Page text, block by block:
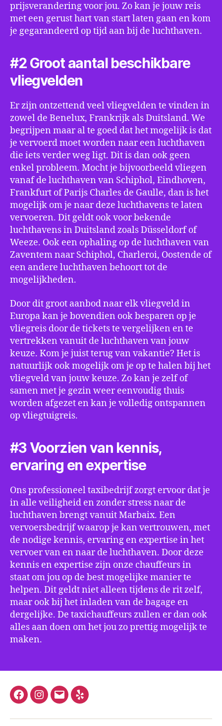
prijsverandering voor jou. Zo kan je jouw reis
met een gerust hart van start laten gaan en kom
je gegarandeerd op tijd aan bij de luchthaven.
#2 Groot aantal beschikbare
vliegvelden
Er zijn ontzettend veel vliegvelden te vinden in
zowel de Benelux, Frankrijk als Duitsland. We
begrijpen maar al te goed dat het mogelijk is dat
je vervoerd moet worden naar een luchthaven
die iets verder weg ligt. Dit is dan ook geen
enkel probleem. Mocht je bijvoorbeeld vliegen
vanaf de luchthaven van Schiphol, Eindhoven,
Frankfurt of Parijs Charles de Gaulle, dan is het
mogelijk om je naar deze luchthavens te laten
vervoeren. Dit geldt ook voor bekende
luchthavens in Duitsland zoals Düsseldorf of
Weeze. Ook een ophaling op de luchthaven van
Zaventem naar Schiphol, Charleroi, Oostende of
een andere luchthaven behoort tot de
mogelijkheden.
Door dit groot aanbod naar elk vliegveld in
Europa kan je bovendien ook besparen op je
vliegreis door de tickets te vergelijken en te
vertrekken vanuit de luchthaven van jouw
keuze. Kom je juist terug van vakantie? Het is
natuurlijk ook mogelijk om je op te halen bij het
vliegveld van jouw keuze. Zo kan je zelf of
samen met je gezin weer eenvoudig thuis
worden afgezet en kan je volledig ontspannen
op vliegtuigreis.
#3 Voorzien van kennis,
ervaring en expertise
Ons professioneel taxibedrijf zorgt ervoor dat je
in alle veiligheid en zonder stress naar de
luchthaven brengt vanuit Marbaix. Een
vervoersbedrijf waarop je kan vertrouwen, met
de nodige kennis, ervaring en expertise in het
vervoer van en naar de luchthaven. Door deze
kennis en expertise zijn onze chauffeurs in
staat om jou op de best mogelijke manier te
helpen. Dit geldt niet alleen tijdens de rit zelf,
maar ook bij het inladen van de bagage en
dergelijke. De taxichauffeurs zullen er dan ook
alles aan doen om het jou zo prettig mogelijk te
maken.
FacebookInstagram
E-
Yelp